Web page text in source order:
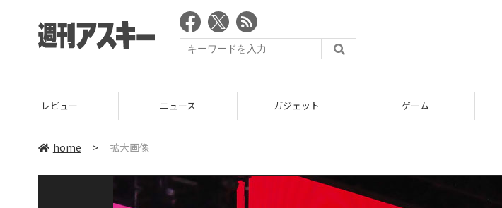
レビュー ニュース ガジェット ゲーム
home > 拡大画像